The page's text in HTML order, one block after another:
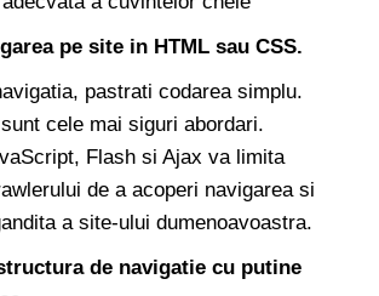
pe site in HTML sau CSS.
pastrati codarea simplu.
cele mai siguri abordari.
Flash si Ajax va limita
de a acoperi navigarea si
a site-ului dumenoavoastra.
de navigatie cu putine